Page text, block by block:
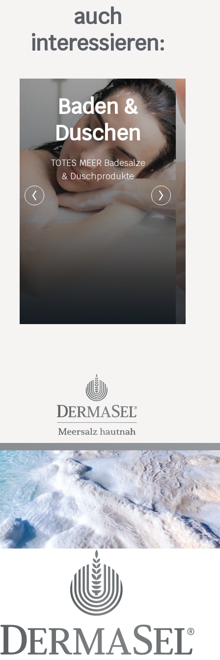
auch
interessieren:
Baden &
Duschen
TOTES MEER Badesalze
& Duschprodukte